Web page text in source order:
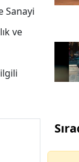
Sanayi
ve